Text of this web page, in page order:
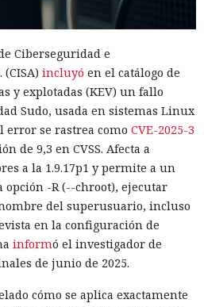
Ciberseguridad e
incluyó en el catálogo de
y explotadas (KEV) un fallo
Sudo, usada en sistemas Linux
error se rastrea como CVE-2025-3
de 9,3 en CVSS. Afecta a
a la 1.9.17p1 y permite a un
-R (--chroot), ejecutar
del superusuario, incluso
en la configuración de
informó el investigador de
de junio de 2025.
cómo se aplica exactamente